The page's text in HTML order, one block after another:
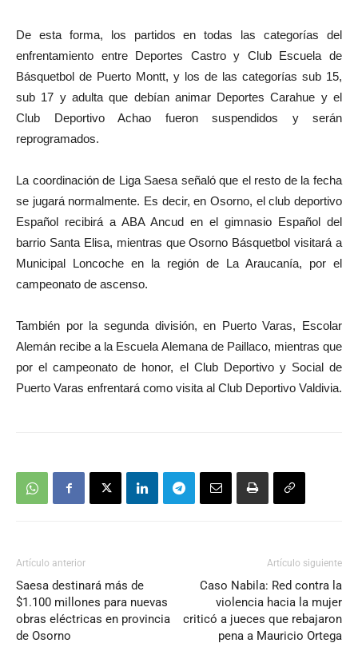
De esta forma, los partidos en todas las categorías del
enfrentamiento entre Deportes Castro y Club Escuela de
Básquetbol de Puerto Montt, y los de las categorías sub 15,
sub 17 y adulta que debían animar Deportes Carahue y el
Club Deportivo Achao fueron suspendidos y serán
reprogramados.
La coordinación de Liga Saesa señaló que el resto de la fecha
se jugará normalmente. Es decir, en Osorno, el club deportivo
Español recibirá a ABA Ancud en el gimnasio Español del
barrio Santa Elisa, mientras que Osorno Básquetbol visitará a
Municipal Loncoche en la región de La Araucanía, por el
campeonato de ascenso.
También por la segunda división, en Puerto Varas, Escolar
Alemán recibe a la Escuela Alemana de Paillaco, mientras que
por el campeonato de honor, el Club Deportivo y Social de
Puerto Varas enfrentará como visita al Club Deportivo Valdivia.
Artículo anterior
Saesa destinará más de
$1.100 millones para nuevas
obras eléctricas en provincia
de Osorno
Artículo siguiente
Caso Nabila: Red contra la
violencia hacia la mujer
criticó a jueces que rebajaron
pena a Mauricio Ortega